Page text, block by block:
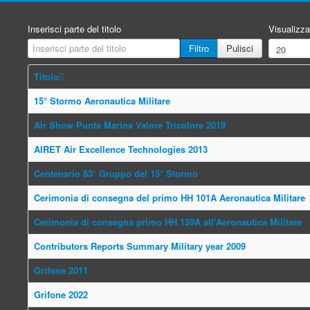
Inserisci parte del titolo
Filtro
Pulisci
Titolo
15° Stormo Aeronautica Militare
Air Show Punta Marina Valore Tricolore 2019
AIRET Air Excellence Technologies 2013
Centenario 83° Gruppo del 15° Stormo
Cerimonia di consegna del primo HH 101A Aeronautica Militare
Cerimonia di consegna primo HH 139A all'Aeronautica Militare
Contributors Reports Summary Military year 2009
Grifone 2011
Grifone 2022